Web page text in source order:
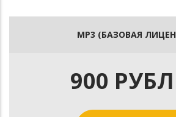
MP3 (БАЗОВАЯ
900